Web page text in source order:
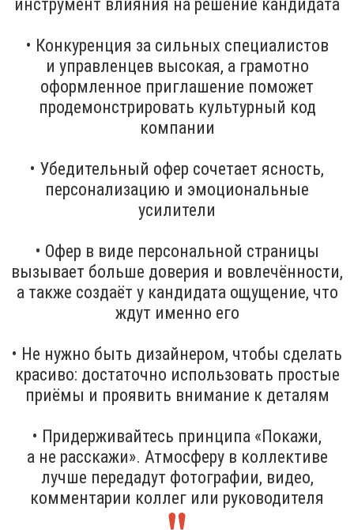
инструмент влияния на решение кандидата
• Конкуренция за сильных специалистов
и управленцев высокая, а грамотно
оформленное приглашение поможет
продемонстрировать культурный код
компании
• Убедительный офер сочетает ясность,
персонализацию и эмоциональные
усилители
• Офер в виде персональной страницы
вызывает больше доверия и вовлечённости,
а также создаёт у кандидата ощущение, что
ждут именно его
• Не нужно быть дизайнером, чтобы сделать
красиво: достаточно использовать простые
приёмы и проявить внимание к деталям
• Придерживайтесь принципа «Покажи,
а не расскажи». Атмосферу в коллективе
лучше передадут фотографии, видео,
комментарии коллег или руководителя